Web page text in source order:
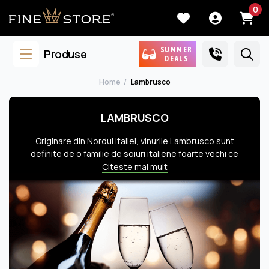
0
Produse
SUMMER
DEALS
Home Lambrusco
LAMBRUSCO
Originare din Nordul Italiei, vinurile Lambrusco sunt
definite de o familie de soiuri italiene foarte vechi ce
creează vinuri de nuanțe diverse, de la roze la roșu
intens, printre ele numărându-se celebrele Lambrusco
di Sorbara, Lambrusco Maestri, Lambrusco
Grasparossa și Lambrusco Salamino. Acestea patru,
cele mai importante de altfel, oferă o gamă completă
de stiluri ce se potrivesc aromatic cu o suită
impresionantă de preparate. Cele mai populare vinuri
Lambrusco sunt cele uscate (secco) și cele demiseci
Citeste mai mult